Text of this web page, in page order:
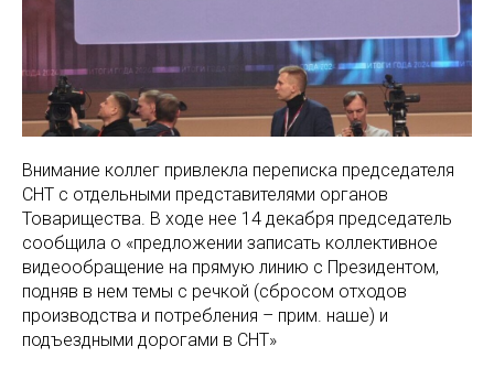
Внимание коллег привлекла переписка председателя
СНТ с отдельными представителями органов
Товарищества. В ходе нее 14 декабря председатель
сообщила о «предложении записать коллективное
видеообращение на прямую линию с Президентом,
подняв в нем темы с речкой (сбросом отходов
производства и потребления – прим. наше) и
подъездными дорогами в СНТ»